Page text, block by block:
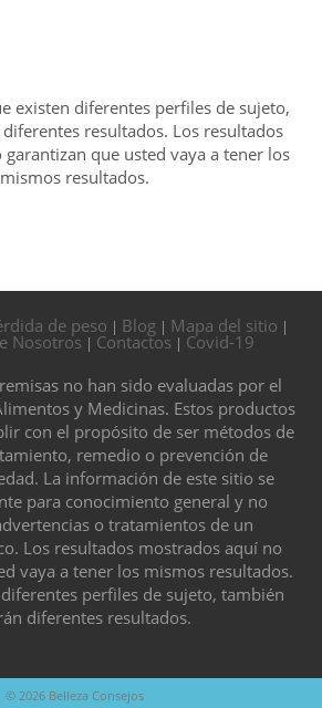
existen diferentes perfiles de sujeto,
resultados. Los resultados
que usted vaya a tener los
mismos resultados.
de peso | Blog | Mapa del sitio |
Nosotros | Contactos | Covid-19
no han sido evaluadas por el
y Medicinas. Estos productos
con el propósito de ser métodos de
remedio o prevención de
La información de este sitio se
para conocimiento general y no
o tratamientos de un
Los resultados mostrados aquí no
vaya a tener los mismos resultados.
perfiles de sujeto, también
diferentes resultados.
© 2026 Belleza Consejos